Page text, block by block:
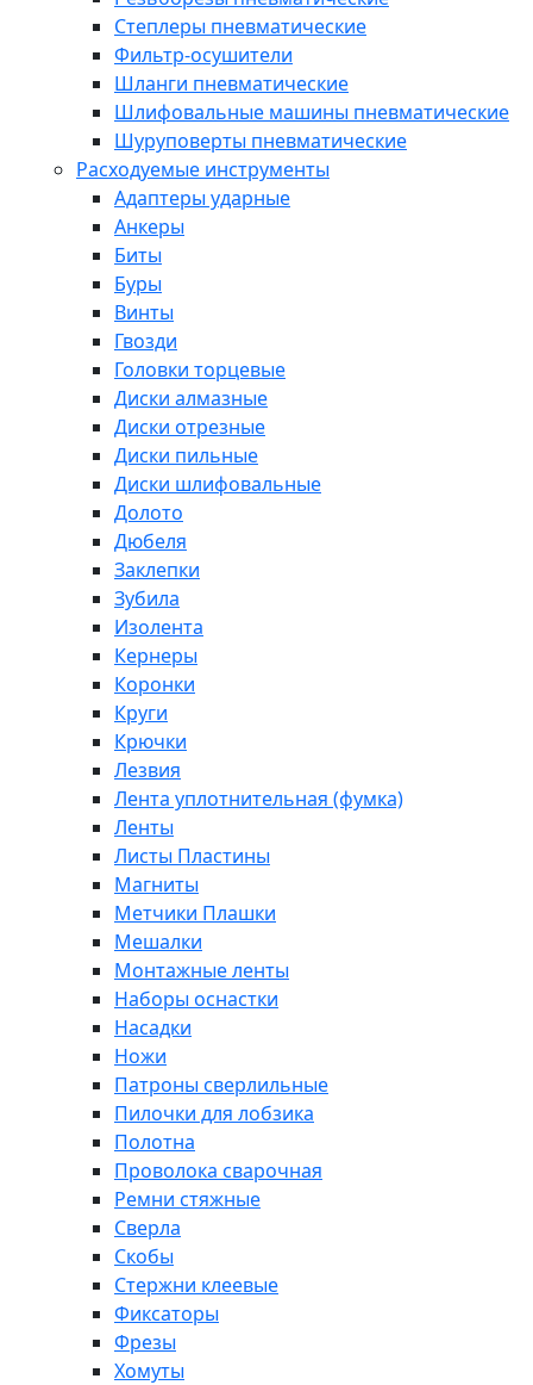
Степлеры пневматические
Фильтр-осушители
Шланги пневматические
Шлифовальные машины пневматические
Шуруповерты пневматические
Расходуемые инструменты
Адаптеры ударные
Анкеры
Биты
Буры
Винты
Гвозди
Головки торцевые
Диски алмазные
Диски отрезные
Диски пильные
Диски шлифовальные
Долото
Дюбеля
Заклепки
Зубила
Изолента
Кернеры
Коронки
Круги
Крючки
Лезвия
Лента уплотнительная (фумка)
Ленты
Листы Пластины
Магниты
Метчики Плашки
Мешалки
Монтажные ленты
Наборы оснастки
Насадки
Ножи
Патроны сверлильные
Пилочки для лобзика
Полотна
Проволока сварочная
Ремни стяжные
Сверла
Скобы
Стержни клеевые
Фиксаторы
Фрезы
Хомуты